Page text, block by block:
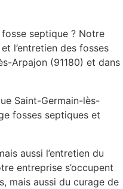
fosse septique ? Notre
l’entretien des fosses
Arpajon (91180) et dans
Saint-Germain-lès-
fosses septiques et
aussi l’entretien du
entreprise s’occupent
mais aussi du curage de